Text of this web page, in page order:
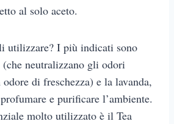
al solo aceto.
utilizzare? I più indicati sono
neutralizzano gli odori
di freschezza) e la lavanda,
e purificare l’ambiente.
molto utilizzato è il Tea